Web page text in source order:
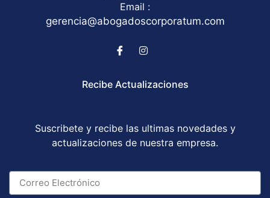
Email :
gerencia@abogadoscorporatum.com
Recibe Actualizaciones
Suscribete y recibe las ultimas novedades y
actualizaciones de nuestra empresa.